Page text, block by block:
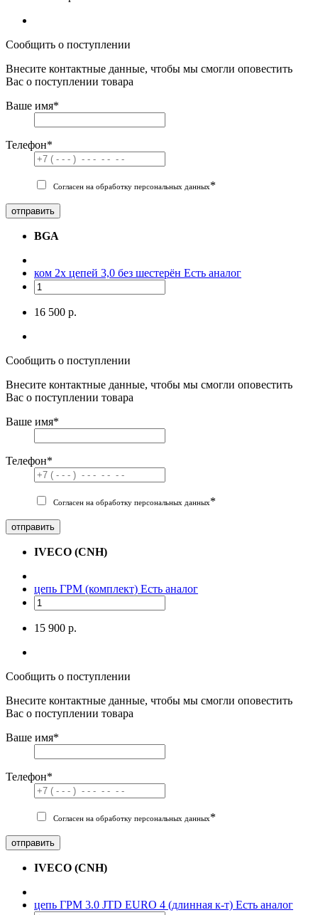
Сообщить о поступлении
Внесите контактные данные, чтобы мы смогли оповестить
Вас о поступлении товара
Ваше имя*
Телефон*
Согласен на обработку персональных данных*
отправить
BGA
ком 2х цепей 3,0 без шестерён Есть аналог
16 500 р.
Сообщить о поступлении
Внесите контактные данные, чтобы мы смогли оповестить
Вас о поступлении товара
Ваше имя*
Телефон*
Согласен на обработку персональных данных*
отправить
IVECO (CNH)
цепь ГРМ (комплект) Есть аналог
15 900 р.
Сообщить о поступлении
Внесите контактные данные, чтобы мы смогли оповестить
Вас о поступлении товара
Ваше имя*
Телефон*
Согласен на обработку персональных данных*
отправить
IVECO (CNH)
цепь ГРМ 3.0 JTD EURO 4 (длинная к-т) Есть аналог